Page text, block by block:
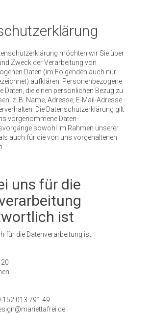
möchten wir Sie über
Zweck der Verarbeitung von
Daten (im Folgenden auch nur
aufklären. Personenbezogene
Daten, die einen persönlichen Bezug zu
z. B. Name, Adresse, E-Mail-Adresse
Die Datenschutzerklärung gilt
vorgenommene Daten-
sowohl im Rahmen unserer
auch für die von uns vorgehaltenen
uns für die
ist
für die Datenverarbeitung ist:
152 013 791 49